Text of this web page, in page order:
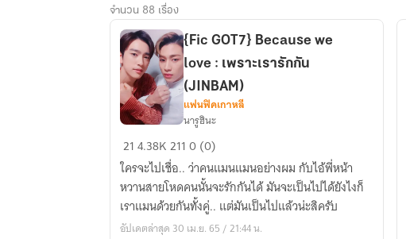
จำนวน 88 เรื่อง
GOT7}
Because
we
love
:
{Fic GOT7} Because we
love : เพราะเรารักกัน
(JINBAM)
แฟนฟิคเกาหลี
นารูฮินะ
214.38K2110 (0)
ใครจะไปเชื่อ.. ว่าคนแมนแมนอย่างผม กับไอ้พี่หน้า
หวานสายโหดคนนั้นจะรักกันได้ มันจะเป็นไปได้ยังไงก็
เราแมนด้วยกันทั้งคู่.. แต่มันเป็นไปแล้วน่ะสิครับ
อัปเดตล่าสุด 30 เม.ย. 65 / 21:44 น.